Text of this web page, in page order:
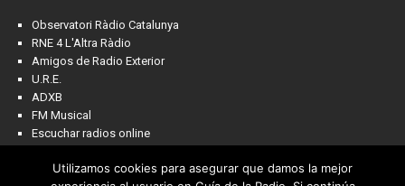
Observatori Ràdio Catalunya
RNE 4 L'Altra Ràdio
Amigos de Radio Exterior
U.R.E.
ADXB
FM Musical
Escuchar radios online
Utilizamos cookies para asegurar que damos la mejor